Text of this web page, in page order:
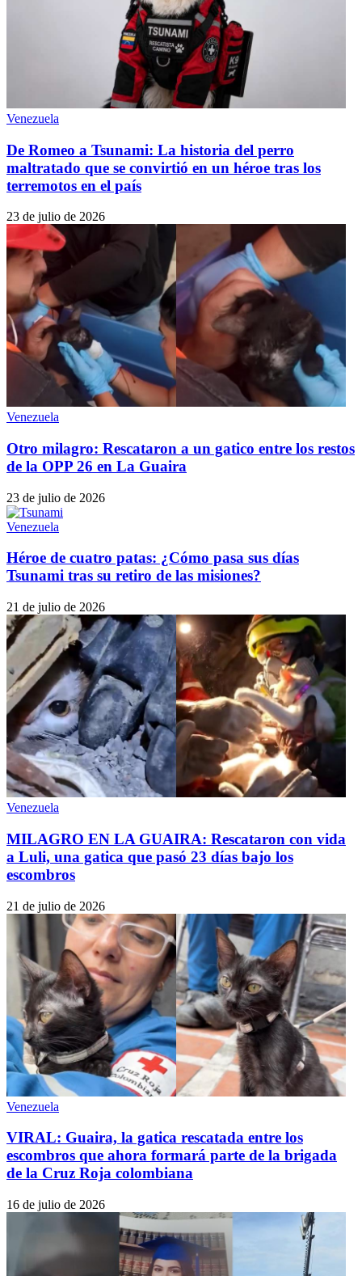
Venezuela
De Romeo a Tsunami: La historia del perro
maltratado que se convirtió en un héroe tras los
terremotos en el país
23 de julio de 2026
Venezuela
Otro milagro: Rescataron a un gatico entre los restos
de la OPP 26 en La Guaira
23 de julio de 2026
Venezuela
Héroe de cuatro patas: ¿Cómo pasa sus días
Tsunami tras su retiro de las misiones?
21 de julio de 2026
Venezuela
MILAGRO EN LA GUAIRA: Rescataron con vida
a Luli, una gatica que pasó 23 días bajo los
escombros
21 de julio de 2026
Venezuela
VIRAL: Guaira, la gatica rescatada entre los
escombros que ahora formará parte de la brigada
de la Cruz Roja colombiana
16 de julio de 2026